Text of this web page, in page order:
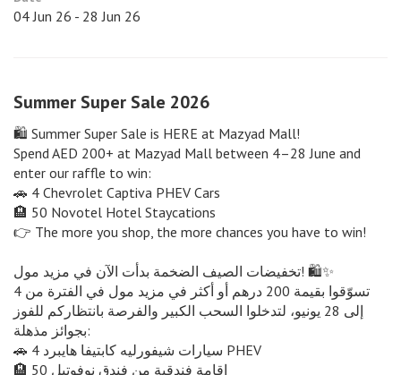
04 Jun 26 - 28 Jun 26
Summer Super Sale 2026
🛍️ Summer Super Sale is HERE at Mazyad Mall!
Spend AED 200+ at Mazyad Mall between 4–28 June and
enter our raffle to win:
🚗 4 Chevrolet Captiva PHEV Cars
🏨 50 Novotel Hotel Staycations
👉 The more you shop, the more chances you have to win!
تخفيضات الصيف الضخمة بدأت الآن في مزيد مول! 🛍️✨
تسوّقوا بقيمة 200 درهم أو أكثر في مزيد مول في الفترة من 4
إلى 28 يونيو، لتدخلوا السحب الكبير والفرصة بانتظاركم للفوز
بجوائز مذهلة:
🚗 4 سيارات شيفورليه كابتيفا هايبرد PHEV
🏨 50 إقامة فندقية من فندق نوفوتيل